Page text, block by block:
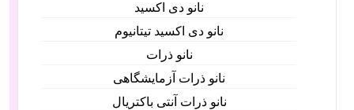
نانو دی اکسید
نانو دی اکسید تیتانیوم
نانو ذرات
نانو ذرات آزمایشگاهی
نانو ذرات آنتی باکتریال